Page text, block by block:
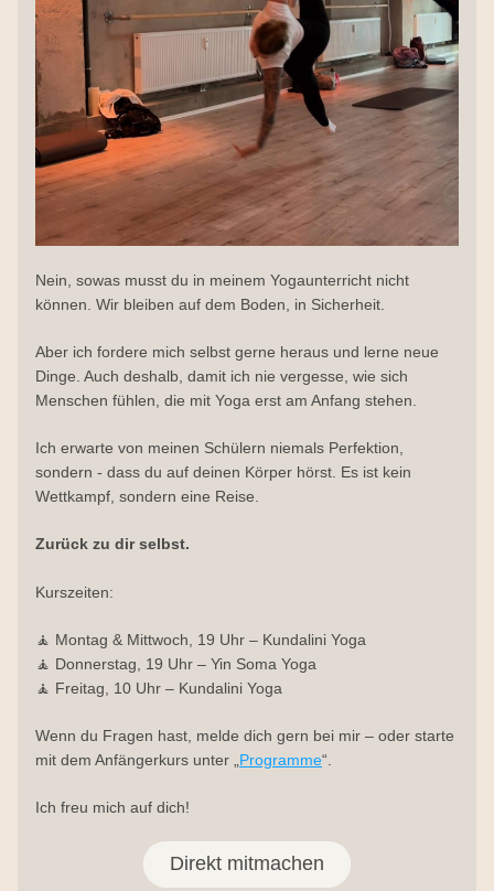
Nein, sowas musst du in meinem Yogaunterricht nicht
können. Wir bleiben auf dem Boden, in Sicherheit.
Aber ich fordere mich selbst gerne heraus und lerne neue
Dinge. Auch deshalb, damit ich nie vergesse, wie sich
Menschen fühlen, die mit Yoga erst am Anfang stehen.
Ich erwarte von meinen Schülern niemals Perfektion,
sondern - dass du auf deinen Körper hörst. Es ist kein
Wettkampf, sondern eine Reise.
Zurück zu dir selbst.
Kurszeiten:
🧘 Montag & Mittwoch, 19 Uhr – Kundalini Yoga
🧘 Donnerstag, 19 Uhr – Yin Soma Yoga
🧘 Freitag, 10 Uhr – Kundalini Yoga
Wenn du Fragen hast, melde dich gern bei mir – oder starte
mit dem Anfängerkurs unter „ Programme“.
Ich freu mich auf dich!
Direkt mitmachen